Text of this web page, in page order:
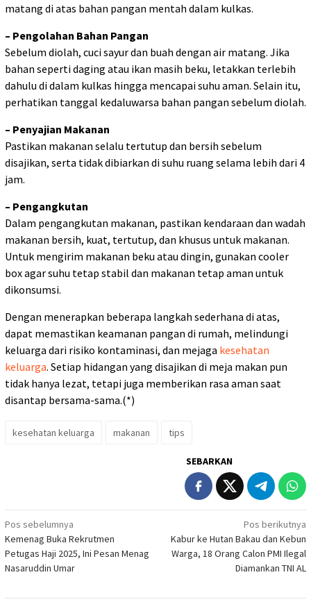
matang di atas bahan pangan mentah dalam kulkas.
– Pengolahan Bahan Pangan
Sebelum diolah, cuci sayur dan buah dengan air matang. Jika
bahan seperti daging atau ikan masih beku, letakkan terlebih
dahulu di dalam kulkas hingga mencapai suhu aman. Selain itu,
perhatikan tanggal kedaluwarsa bahan pangan sebelum diolah.
– Penyajian Makanan
Pastikan makanan selalu tertutup dan bersih sebelum
disajikan, serta tidak dibiarkan di suhu ruang selama lebih dari 4
jam.
– Pengangkutan
Dalam pengangkutan makanan, pastikan kendaraan dan wadah
makanan bersih, kuat, tertutup, dan khusus untuk makanan.
Untuk mengirim makanan beku atau dingin, gunakan cooler
box agar suhu tetap stabil dan makanan tetap aman untuk
dikonsumsi.
Dengan menerapkan beberapa langkah sederhana di atas,
dapat memastikan keamanan pangan di rumah, melindungi
keluarga dari risiko kontaminasi, dan mejaga kesehatan
keluarga. Setiap hidangan yang disajikan di meja makan pun
tidak hanya lezat, tetapi juga memberikan rasa aman saat
disantap bersama-sama.(*)
kesehatan keluarga makanan tips
SEBARKAN
Navigasi
pos
Pos sebelumnya
Kemenag Buka Rekrutmen
Petugas Haji 2025, Ini Pesan Menag
Nasaruddin Umar
Pos berikutnya
Kabur ke Hutan Bakau dan Kebun
Warga, 18 Orang Calon PMI Ilegal
Diamankan TNI AL